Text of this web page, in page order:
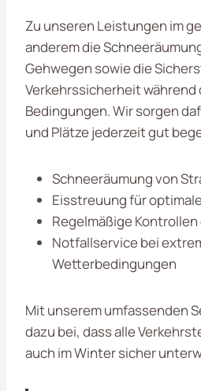
Zu unseren Leistungen im
anderem die
Gehwegen sowie die
Verkehrssicherheit
Bedingungen. Wir sorgen
und Plätze jederzeit gut
Schneeräumung von
Eisstreuung für
Regelmäßige
Notfallservice bei
Wetterbedingungen
Mit unserem umfassenden
dazu bei, dass alle
auch im Winter sicher